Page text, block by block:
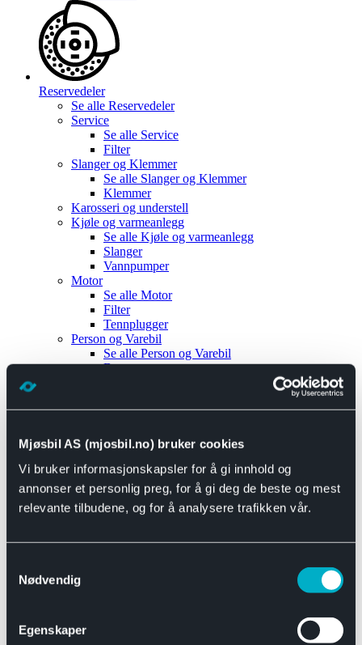
Mjøsbil AS (mjosbil.no) bruker cookies
Vi bruker informasjonskapsler for å gi innhold og
annonser et personlig preg, for å gi deg de beste og mest
relevante tilbudene, og for å analysere trafikken vår.
Nødvendig
Egenskaper
Reservedeler
Se alle Reservedeler
Service
Se alle Service
Filter
Slanger og Klemmer
Se alle Slanger og Klemmer
Klemmer
Karosseri og understell
Kjøle og varmeanlegg
Se alle Kjøle og varmeanlegg
Slanger
Vannpumper
Motor
Se alle Motor
Filter
Tennplugger
Person og Varebil
Se alle Person og Varebil
Brems
Motor og drivverk
Se alle Universal
Bremsedeler
Se alle Bremsedeler
Bremsenippler
Drivline og motor
Se alle Drivline og motor
Eksosanlegg